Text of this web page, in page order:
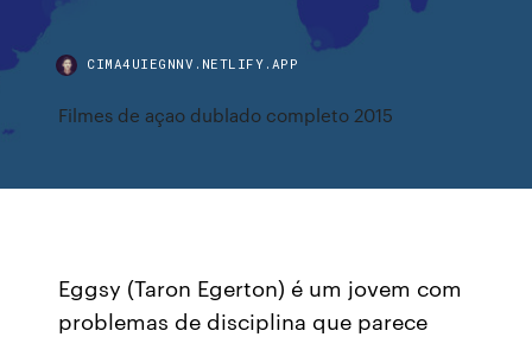
CIMA4UIEGNNV.NETLIFY.APP
Filmes de açao dublado completo 2015
Eggsy (Taron Egerton) é um jovem com
problemas de disciplina que parece